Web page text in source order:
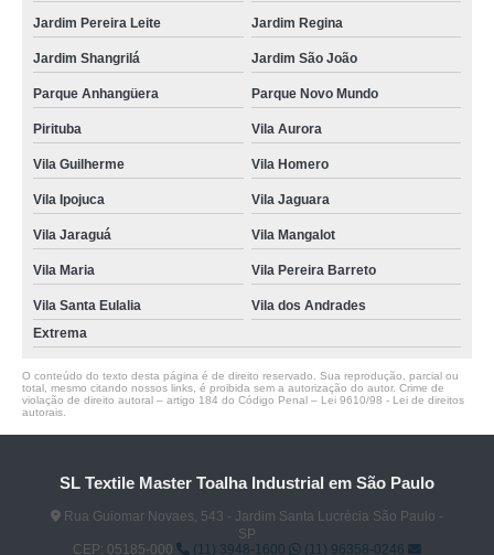
Jardim Pereira Leite Jardim Regina
Jardim Shangrilá Jardim São João
Parque Anhangüera Parque Novo Mundo
Pirituba Vila Aurora
Vila Guilherme Vila Homero
Vila Ipojuca Vila Jaguara
Vila Jaraguá Vila Mangalot
Vila Maria Vila Pereira Barreto
Vila Santa Eulalia
Vila dos Andrades
Extrema
O conteúdo do texto desta página é de direito reservado. Sua reprodução, parcial ou
total, mesmo citando nossos links, é proibida sem a autorização do autor. Crime de
violação de direito autoral – artigo 184 do Código Penal – Lei 9610/98 - Lei de direitos
autorais
SL Textile Master Toalha Industrial em São Paulo
Rua Guiomar Novaes, 543 - Jardim Santa Lucrécia São Paulo -
SP
CEP: 05185-000
(11) 3948-1600
(11) 96358-0246